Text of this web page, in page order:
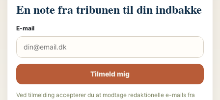
En note fra tribunen til din indbakke
E-mail
Tilmeld mig
Ved tilmelding accepterer du at modtage redaktionelle e-mails fra